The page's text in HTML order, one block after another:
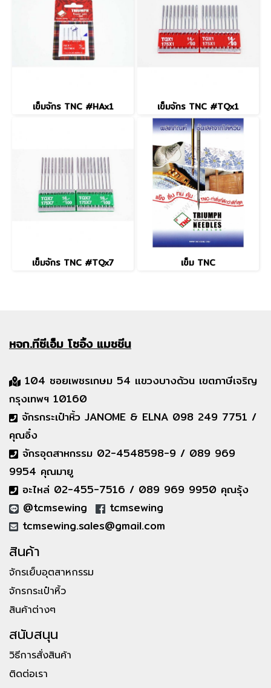
เข็มจักร TNC #HAx1 เข็มจักร TNC #TQx1
เข็มจักร TNC #TQx7 เข็ม TNC
หจก.ทีซีเอ็มโซอิ้ง แมชชีน
104 ซอยเพชรเกษม 54 แขวงบางด้วน เขตภาษีเจริญ
กรุงเทพฯ 10160
จักรกระเป๋าหิ้ว JANOME & ELNA 098 249 7751 /
คุณอิ๋ง
จักรอุตสาหกรรม 02-4548598-9 / 089 969
9954 คุณมายู
อะไหล่ 02-455-7516 / 089 969 9950 คุณรุ้ง
@tcmsewing
tcmsewing
tcmsewing.sales@gmail.com
สินค้า
จักรเย็บอุตสาหกรรม
จักรกระเป๋าหิ้ว
สินค้าต่างๆ
สนับสนุน
วิธีการสั่งสินค้า
ติดต่อเรา